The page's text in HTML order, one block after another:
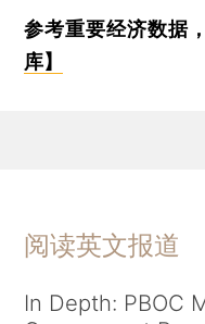
参考重要经济数据
库】
阅读英文报道
In Depth: PBOC